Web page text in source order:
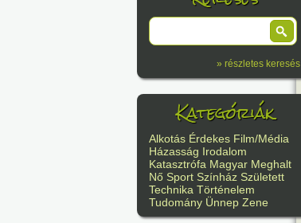
» részletes keresés
Kategóriák
Alkotás Érdekes Film/Média
Házasság Irodalom
Katasztrófa Magyar Meghalt
Nő Sport Színház Született
Technika Történelem
Tudomány Ünnep Zene